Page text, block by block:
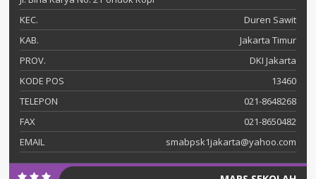
KEC.
Duren Sawit
KAB.
Jakarta Timur
PROV.
DKI Jakarta
KODE POS
13460
TELEPON
021-8648268
FAX
021-8650482
EMAIL
smabpsk1jakarta@yahoo.com